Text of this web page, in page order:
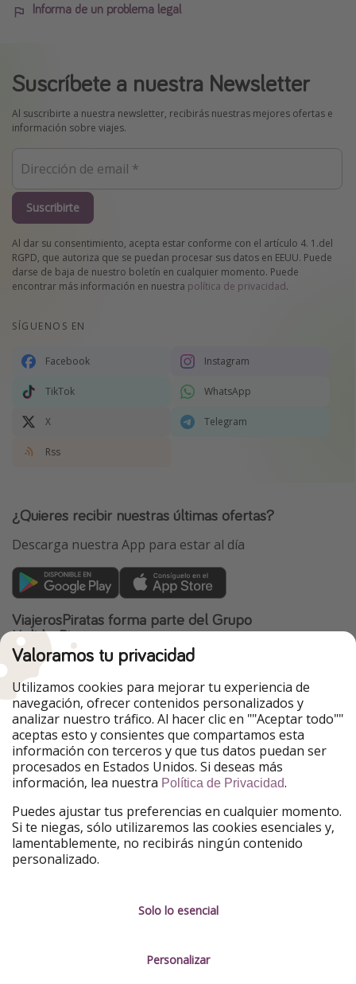
Informa de un problema legal
Suscríbete a nuestra Newsletter
Al suscribirte a nuestra newsletter, recibirás nuestras mejores ofertas e
información sobre viajes.
Suscribirte
Al dar su consentimiento, acepta estar conforme con el artículo 4. 1.del
RGPD, que autoriza que se puedan procesar sus datos en EEUU. Puede
darse de baja de nuestro boletín en cualquier momento. Puede
encontrar más información en nuestra política de privacidad.
SÍGUENOS EN
Facebook Instagram
TikTok WhatsApp
X Telegram
Rss
¿Quieres recibir nuestras últimas ofertas?
Descarga nuestra App para estar al día
ViajerosPiratas forma parte del Grupo
HolidayPirates
Nuestros mercados
PiratinViaggio
HolidayPirates
VakantiePiraten
WakacyjniPiraci
VoyagesPirates
Ferienpiraten
Urlaubspiraten
Urlaubspiraten
TravelPirates
Nuestro grupo
HolidayPirates Group
Conócenos mejor
Sobre ViajerosPiratas
Información legal
Gestionar servicios
Valoramos tu privacidad
Utilizamos cookies para mejorar tu experiencia de
navegación, ofrecer contenidos personalizados y
analizar nuestro tráfico. Al hacer clic en ""Aceptar todo""
aceptas esto y consientes que compartamos esta
información con terceros y que tus datos puedan ser
procesados en Estados Unidos. Si deseas más
información, lea nuestra Política de Privacidad.
Puedes ajustar tus preferencias en cualquier momento.
Si te niegas, sólo utilizaremos las cookies esenciales y,
lamentablemente, no recibirás ningún contenido
personalizado.
Solo lo esencial
Personalizar